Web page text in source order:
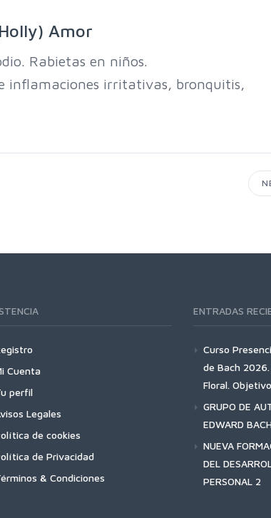
Amor
Rabietas en niños.
inflamaciones irritativas, bronquitis,
Cuenta
perfil
Legales
de cookies
de Privacidad
& Condiciones
ENTRADAS
Curso
de Bach
Floral.
GRUPO DE
EDWARD
NUEVA
DEL
PERSONAL 2